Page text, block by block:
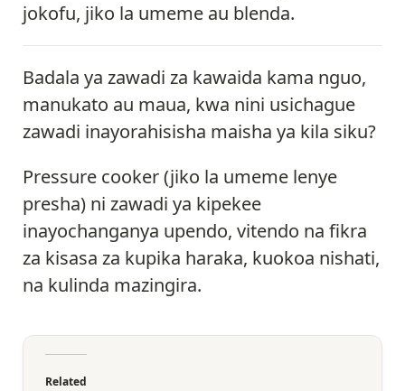
jokofu, jiko la umeme au blenda.
Badala ya zawadi za kawaida kama nguo,
manukato au maua, kwa nini usichague
zawadi inayorahisisha maisha ya kila siku?
Pressure cooker (jiko la umeme lenye
presha) ni zawadi ya kipekee
inayochanganya upendo, vitendo na fikra
za kisasa za kupika haraka, kuokoa nishati,
na kulinda mazingira.
Related